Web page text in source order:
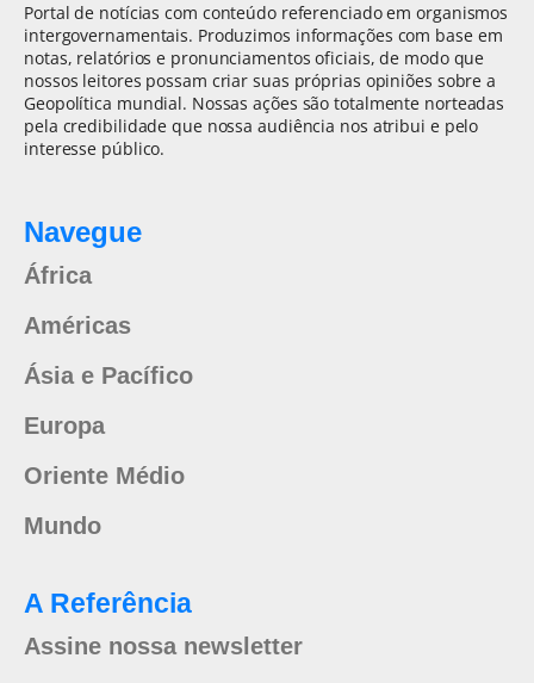
Portal de notícias com conteúdo referenciado em organismos
intergovernamentais. Produzimos informações com base em
notas, relatórios e pronunciamentos oficiais, de modo que
nossos leitores possam criar suas próprias opiniões sobre a
Geopolítica mundial. Nossas ações são totalmente norteadas
pela credibilidade que nossa audiência nos atribui e pelo
interesse público.
Navegue
África
Américas
Ásia e Pacífico
Europa
Oriente Médio
Mundo
A Referência
Assine nossa newsletter